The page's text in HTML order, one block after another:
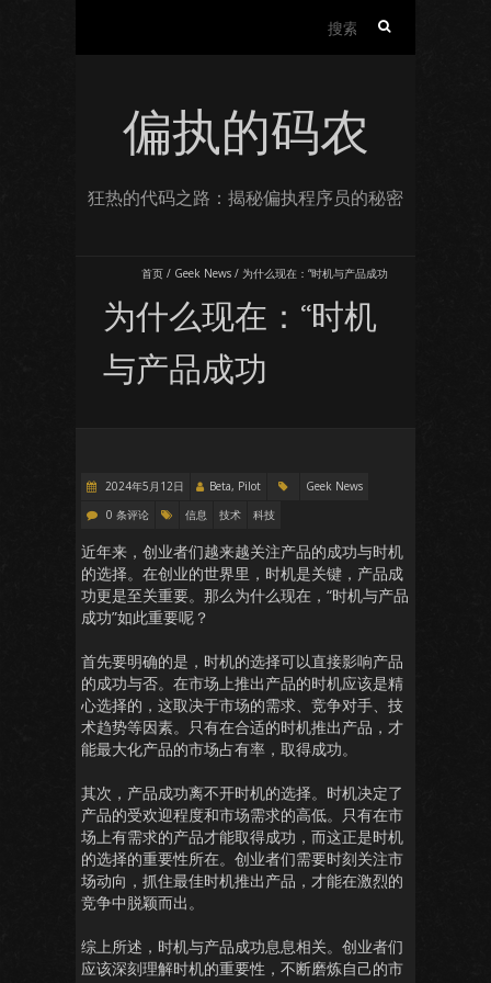
偏执的码农
狂热的代码之路：揭秘偏执程序员的秘密
首页 / Geek News / 为什么现在：“时机与产品成功
为什么现在：“时机
与产品成功
2024年5月12日 Beta, Pilot
Geek News
0 条评论
信息 技术 科技
近年来，创业者们越来越关注产品的成功与时机
的选择。在创业的世界里，时机是关键，产品成
功更是至关重要。那么为什么现在，“时机与产品
成功”如此重要呢？
首先要明确的是，时机的选择可以直接影响产品
的成功与否。在市场上推出产品的时机应该是精
心选择的，这取决于市场的需求、竞争对手、技
术趋势等因素。只有在合适的时机推出产品，才
能最大化产品的市场占有率，取得成功。
其次，产品成功离不开时机的选择。时机决定了
产品的受欢迎程度和市场需求的高低。只有在市
场上有需求的产品才能取得成功，而这正是时机
的选择的重要性所在。创业者们需要时刻关注市
场动向，抓住最佳时机推出产品，才能在激烈的
竞争中脱颖而出。
综上所述，时机与产品成功息息相关。创业者们
应该深刻理解时机的重要性，不断磨炼自己的市